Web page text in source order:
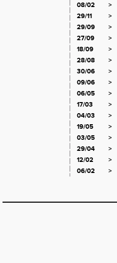
08/02
>
29/11
>
29/09
>
27/09
>
18/09
>
28/08
>
30/06
>
09/06
>
06/05
>
17/03
>
04/03
>
19/05
>
03/05
>
29/04
>
12/02
>
06/02
>